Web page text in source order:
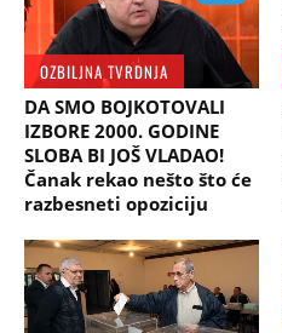
OZBILJNA TVRDNJA
DA SMO BOJKOTOVALI
IZBORE 2000. GODINE
SLOBA BI JOŠ VLADAO!
Čanak rekao nešto što će
razbesneti opoziciju